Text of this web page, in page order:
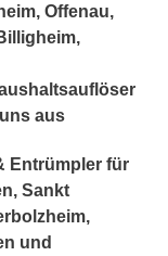
Offenau,
aus
Entrümpler für
Sankt
und